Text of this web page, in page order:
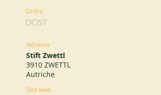
Ordre
OCIST
Adresse
Stift Zwettl
3910 ZWETTL
Autriche
Site web